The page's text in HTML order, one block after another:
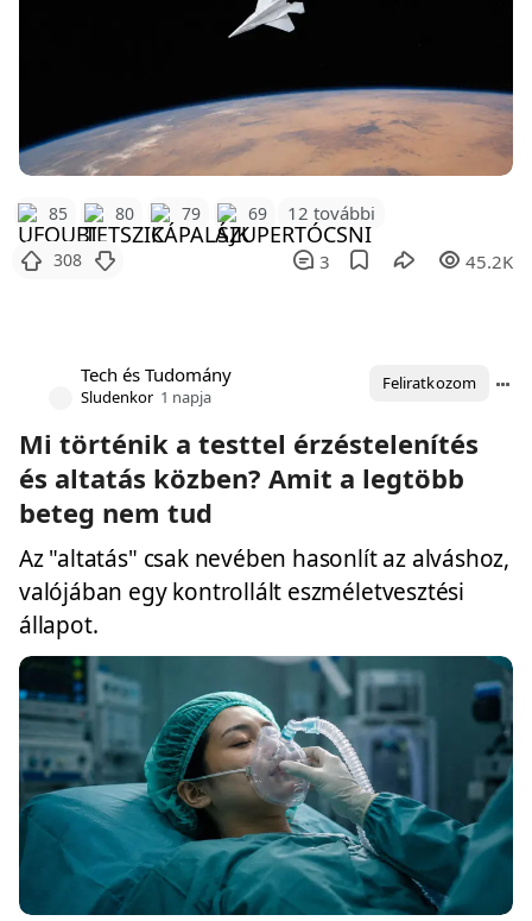
85 80 79 69 12 további
308 3 45.2K
Tech és Tudomány
Sludenkor 1 napja
Feliratkozom
Mi történik a testtel érzéstelenítés
és altatás közben? Amit a legtöbb
beteg nem tud
Az "altatás" csak nevében hasonlít az alváshoz,
valójában egy kontrollált eszméletvesztési
állapot.